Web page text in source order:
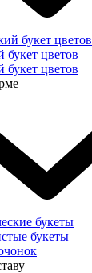
букет цветов
букет цветов
букет цветов
букеты
букеты